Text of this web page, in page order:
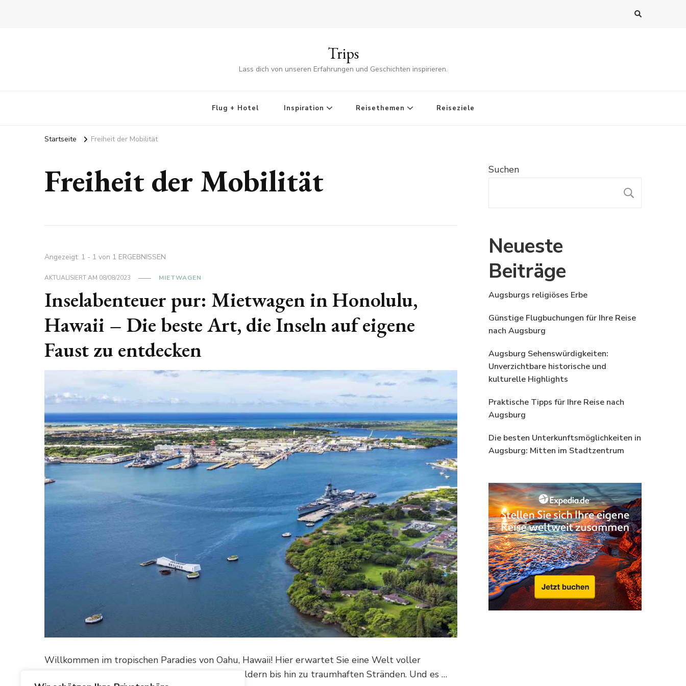
Trips
Lass dich von unseren Erfahrungen und Geschichten inspirieren.
Flug + Hotel Inspiration Reisethemen Reiseziele
Startseite Freiheit der Mobilität
Freiheit der Mobilität
Angezeigt: 1 - 1 von 1 ERGEBNISSEN
AKTUALISIERT AM 08/08/2023 MIETWAGEN
Inselabenteuer pur: Mietwagen in Honolulu,
Hawaii – Die beste Art, die Inseln auf eigene
Faust zu entdecken
Willkommen im tropischen Paradies von Oahu, Hawaii! Hier erwartet Sie eine Welt voller
faszinierender Schönheit, von üppigen Regenwäldern bis hin zu traumhaften Stränden. Und es …
Suchen
Neueste
Beiträge
Augsburgs religiöses Erbe
Günstige Flugbuchungen für Ihre Reise
nach Augsburg
Augsburg Sehenswürdigkeiten:
Unverzichtbare historische und
kulturelle Highlights
Praktische Tipps für Ihre Reise nach
Augsburg
Die besten Unterkunftsmöglichkeiten in
Augsburg: Mitten im Stadtzentrum